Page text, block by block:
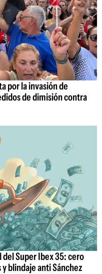
por la invasión de
de dimisión contra
del Super Ibex 35: cero
blindaje anti Sánchez